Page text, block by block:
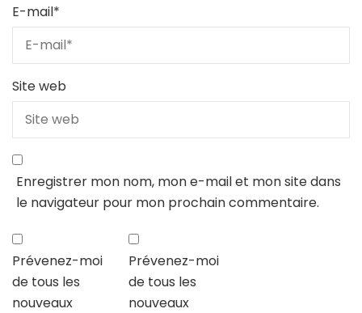
E-mail*
Site web
Enregistrer mon nom, mon e-mail et mon site dans
le navigateur pour mon prochain commentaire.
Prévenez-moi
de tous les
nouveaux
Prévenez-moi
de tous les
nouveaux